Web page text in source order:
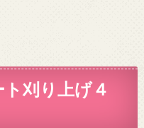
刈り上げ４